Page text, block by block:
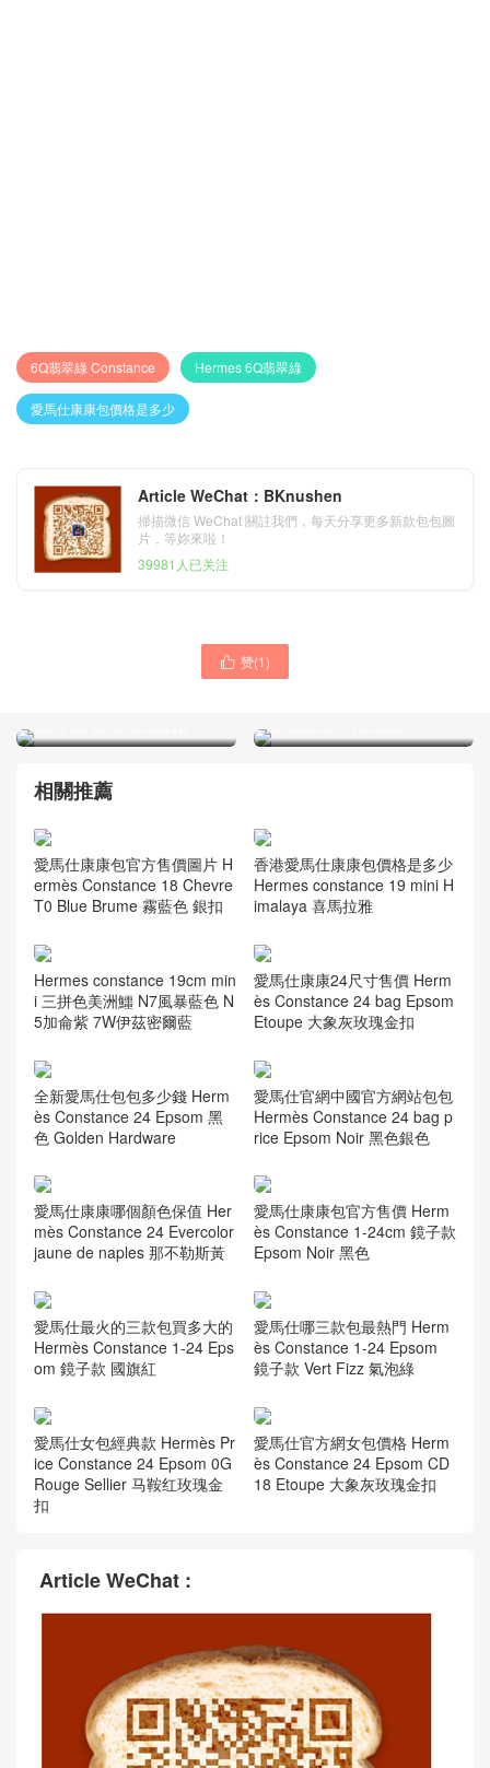
6Q翡翠綠 Constance Hermes 6Q翡翠綠
愛馬仕康康包價格是多少
Article WeChat：BKnushen
掃描微信 WeChat 關註我們，每天分享更多新款包包圖
片，等妳來啦！
39981人已关注
 赞(1)
愛馬仕康康包尺寸 Hermes
绿 亮面倒V鳄鱼银扣
相關推薦
愛馬仕康康包官方售價圖片 H
ermès Constance 18 Chevre
T0 Blue Brume 霧藍色 銀扣
香港愛馬仕康康包價格是多少
Hermes constance 19 mini H
imalaya 喜馬拉雅
Hermes constance 19cm min
i 三拼色美洲鱷 N7風暴藍色 N
5加侖紫 7W伊茲密爾藍
愛馬仕康康24尺寸售價 Herm
ès Constance 24 bag Epsom
Etoupe 大象灰玫瑰金扣
全新愛馬仕包包多少錢 Herm
ès Constance 24 Epsom 黑
色 Golden Hardware
愛馬仕官網中國官方網站包包
Hermès Constance 24 bag p
rice Epsom Noir 黑色銀色
愛馬仕康康哪個顏色保值 Her
mès Constance 24 Evercolor
jaune de naples 那不勒斯黃
愛馬仕康康包官方售價 Herm
ès Constance 1-24cm 鏡子款
Epsom Noir 黑色
愛馬仕最火的三款包買多大的
Hermès Constance 1-24 Eps
om 鏡子款 國旗紅
愛馬仕哪三款包最熱門 Herm
ès Constance 1-24 Epsom
鏡子款 Vert Fizz 氣泡綠
愛馬仕女包經典款 Hermès Pr
ice Constance 24 Epsom 0G
Rouge Sellier 马鞍红玫瑰金
扣
愛馬仕官方網女包價格 Herm
ès Constance 24 Epsom CD
18 Etoupe 大象灰玫瑰金扣
Article WeChat :